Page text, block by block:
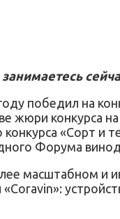
победил на
жюри конкурса
«Сорт и
Форума
масштабном и